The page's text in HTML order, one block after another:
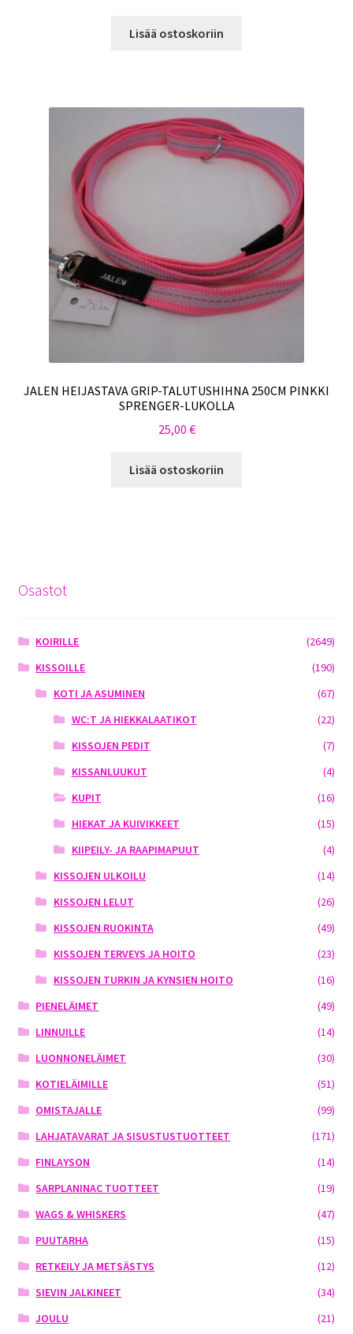
Lisää ostoskoriin
JALEN HEIJASTAVA GRIP-TALUTUSHIHNA 250CM PINKKI
SPRENGER-LUKOLLA
25,00 €
Lisää ostoskoriin
Osastot
KOIRILLE
(2649)
KISSOILLE
(190)
KOTI JA ASUMINEN
(67)
WC:T JA HIEKKALAATIKOT
(22)
KISSOJEN PEDIT
(7)
KISSANLUUKUT
(4)
KUPIT
(16)
HIEKAT JA KUIVIKKEET
(15)
KIIPEILY- JA RAAPIMAPUUT
(4)
KISSOJEN ULKOILU
(14)
KISSOJEN LELUT
(26)
KISSOJEN RUOKINTA
(49)
KISSOJEN TERVEYS JA HOITO
(23)
KISSOJEN TURKIN JA KYNSIEN HOITO
(16)
PIENELÄIMET
(49)
LINNUILLE
(14)
LUONNONELÄIMET
(30)
KOTIELÄIMILLE
(51)
OMISTAJALLE
(99)
LAHJATAVARAT JA SISUSTUSTUOTTEET
(171)
FINLAYSON
(14)
SARPLANINAC TUOTTEET
(19)
WAGS & WHISKERS
(47)
PUUTARHA
(15)
RETKEILY JA METSÄSTYS
(12)
SIEVIN JALKINEET
(34)
JOULU
(21)